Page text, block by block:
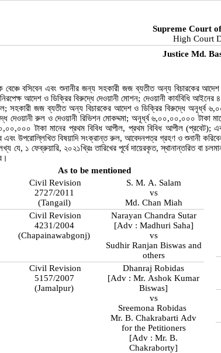
Supreme Court
High Court
Justice Md.
বসিবেন এবং শুনানীর জন্য সহকারী জজ ব্যতীত অন্য বিচারকের
আদেশ ও ডিক্রির বিরুদ্ধে দেওয়ানী মোশন; দেওয়ানী কার্যবিধি
সহকারী জজ ব্যতীত অন্য বিচারকের আদেশ ও ডিক্রির বিরুদ্ধে অনূর্ধ্ব
দেওয়ানী রুল ও দেওয়ানী রিভিশন মোকদ্দমা; অনূর্ধ্ব ৬,০০,০০,০০০ টাকা
টাকা মানের প্রথম বিবিধ আপীল, প্রথম বিবিধ আপীল (প্রবেট);
এবং উপরোল্লিখিত বিষয়াদি সংক্রান্ত রুল, আবেদনপত্র গ্রহণ ও শুনানী
যে, ১ ফেব্রুয়ারি, ২০২১খ্রিঃ তারিখের পূর্বে দায়েরকৃত, স্থানান্তরিত বা
As to be mentioned
Civil Revision
2727/2011
(Tangail)
S. M. A. Salam
vs
Md. Chan Miah
Civil Revision
4231/2004
(Chapainawabgonj)
Narayan Chandra Sutar
[Adv : Madhuri Saha]
vs
Sudhir Ranjan Biswas and
others
Civil Revision
5157/2007
(Jamalpur)
Dhanraj Robidas
[Adv : Mr. Ashok Kumar
Biswas]
vs
Sreemona Robidas
Mr. B. Chakrabarti Adv
for the Petitioners
[Adv : Mr. B.
Chakraborty]